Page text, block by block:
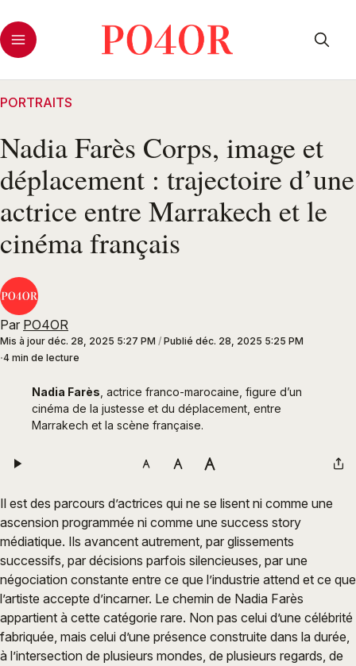
PORTRAITS
Nadia Farès Corps, image et
déplacement : trajectoire d’une
actrice entre Marrakech et le
cinéma français
Par PO4OR
Mis à jour déc. 28, 2025 5:27 PM / Publié déc. 28, 2025 5:25 PM
4 min de lecture
Nadia Farès , actrice franco-marocaine, figure d’un
cinéma de la justesse et du déplacement, entre
Marrakech et la scène française.
Il est des parcours d’actrices qui ne se lisent ni comme une
ascension programmée ni comme une success story
médiatique. Ils avancent autrement, par glissements
successifs, par décisions parfois silencieuses, par une
négociation constante entre ce que l’industrie attend et ce que
l’artiste accepte d’incarner. Le chemin de Nadia Farès
appartient à cette catégorie rare. Non pas celui d’une célébrité
fabriquée, mais celui d’une présence construite dans la durée,
à l’intersection de plusieurs mondes, de plusieurs regards, de